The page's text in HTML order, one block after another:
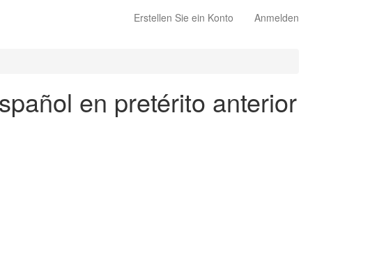
Erstellen Sie ein Konto Anmelden
en pretérito anterior